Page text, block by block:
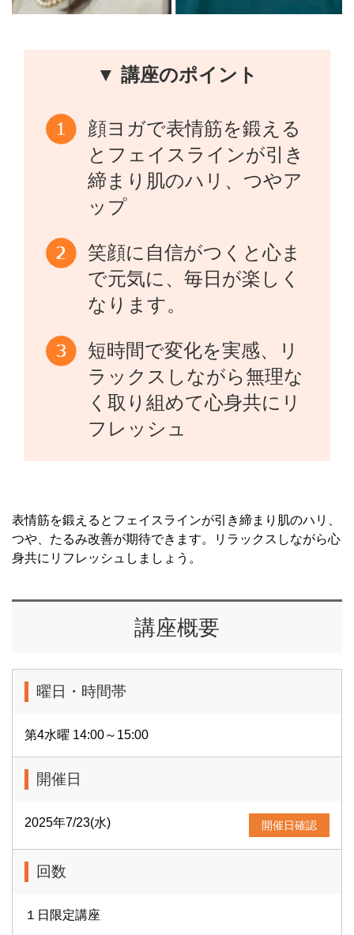
▼ 講座のポイント
顔ヨガで表情筋を鍛える
とフェイスラインが引き
締まり肌のハリ、つやア
ップ
笑顔に自信がつくと心ま
で元気に、毎日が楽しく
なります。
短時間で変化を実感、リ
ラックスしながら無理な
く取り組めて心身共にリ
フレッシュ
表情筋を鍛えるとフェイスラインが引き締まり肌のハリ、
つや、たるみ改善が期待できます。リラックスしながら心
身共にリフレッシュしましょう。
講座概要
曜日・時間帯
第4水曜 14:00～15:00
開催日
2025年7/23(水) 開催日確認
回数
１日限定講座